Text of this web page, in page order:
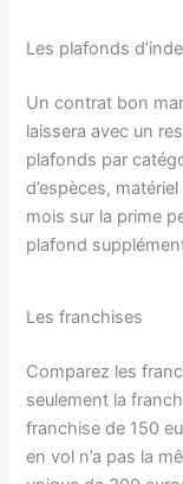
Les plafonds
Un contrat bon
laissera avec un
plafonds par
d’espèces,
mois sur la prime
plafond
Les franchises
Comparez les
seulement la
franchise de 150
en vol n’a pas la